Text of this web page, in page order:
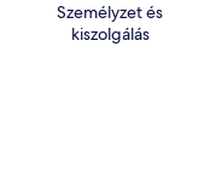
Személyzet és
kiszolgálás